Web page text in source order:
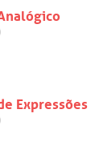
Expressões